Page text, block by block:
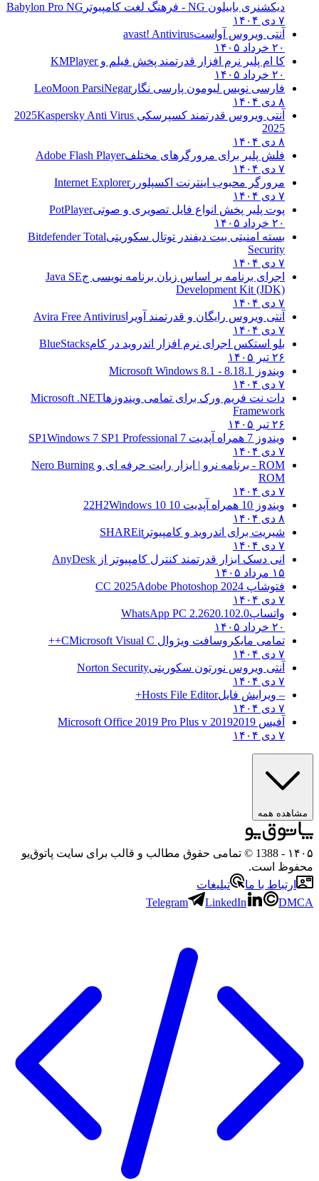
دیکشنری بابیلون NG - فرهنگ لغت کامپیوتر
Babylon Pro NG
۷ دی ۱۴۰۴
آنتی ویروس آواستavast! Antivirus
۲۰ خرداد ۱۴۰۵
کا ام پلیر نرم افزار قدرتمند پخش فیلم وKMPlayer
۲۰ خرداد ۱۴۰۵
فارسی نویس لیومون پارسی نگارLeoMoon ParsiNegar
۸ دی ۱۴۰۴
آنتی ویروس قدرتمند کسپرسکی 2025 Kaspersky Anti Virus
2025
۸ دی ۱۴۰۴
فلش پلیر برای مرورگرهای مختلفAdobe Flash Player
۷ دی ۱۴۰۴
مرورگر محبوب اینترنت اکسپلوررInternet Explorer
۷ دی ۱۴۰۴
پوت پلیر پخش انواع فایل تصویری و صوتیPotPlayer
۲۰ خرداد ۱۴۰۵
بسته امنیتی بیت دیفندر توتال سکوریتیBitdefender Total
Security
۷ دی ۱۴۰۴
اجرای برنامه بر اساس زبان برنامه نویسی جJava SE
Development Kit (JDK)
۷ دی ۱۴۰۴
آنتی ویروس رایگان و قدرتمند آویرا Avira Free Antivirus
۷ دی ۱۴۰۴
بلو استکس اجرای نرم افزار اندروید در کامBlueStacks
۲۶ تیر ۱۴۰۵
ویندوز 8.1
8.1 - Microsoft Windows 8.1
۷ دی ۱۴۰۴
دات نت فریم ورک برای تمامی ویندوزهاMicrosoft .NET
Framework
۲۶ تیر ۱۴۰۵
ویندوز 7 همراه آپدیت 7 SP1
Windows 7 SP1 Professional
۷ دی ۱۴۰۴
ROM - برنامه نرو | ابزار رایت حرفه ای و
Nero Burning
ROM
۷ دی ۱۴۰۴
ویندوز 10 همراه آپدیت 10 22H2
Windows 10
۸ دی ۱۴۰۴
شیریت برای اندروید و کامپیوتر SHAREit
۷ دی ۱۴۰۴
انی دسک ابزار قدرتمند کنترل کامپیوتر از AnyDesk
۱۵ مرداد ۱۴۰۵
فتوشاپ CC 2025 Adobe Photoshop 2024
۷ دی ۱۴۰۴
واتساپWhatsApp PC 2.2620.102.0
۲۰ خرداد ۱۴۰۵
تمامی مایکروسافت ویژوال C Microsoft Visual C++
۷ دی ۱۴۰۴
آنتی ویروس نورتون سکوریتیNorton Security
۷ دی ۱۴۰۴
– ویرایش فایلHosts File Editor+
۷ دی ۱۴۰۴
آفیس 2019 2019 Microsoft Office 2019 Pro Plus v
۷ دی ۱۴۰۴
مشاهده همه
۱۴۰۵
- 1388 © تمامی حقوق مطالب و قالب برای سایت پاتوق‌یو
محفوظ است.
ارتباط با ما
تبلیغات
Telegram
LinkedIn DMCA